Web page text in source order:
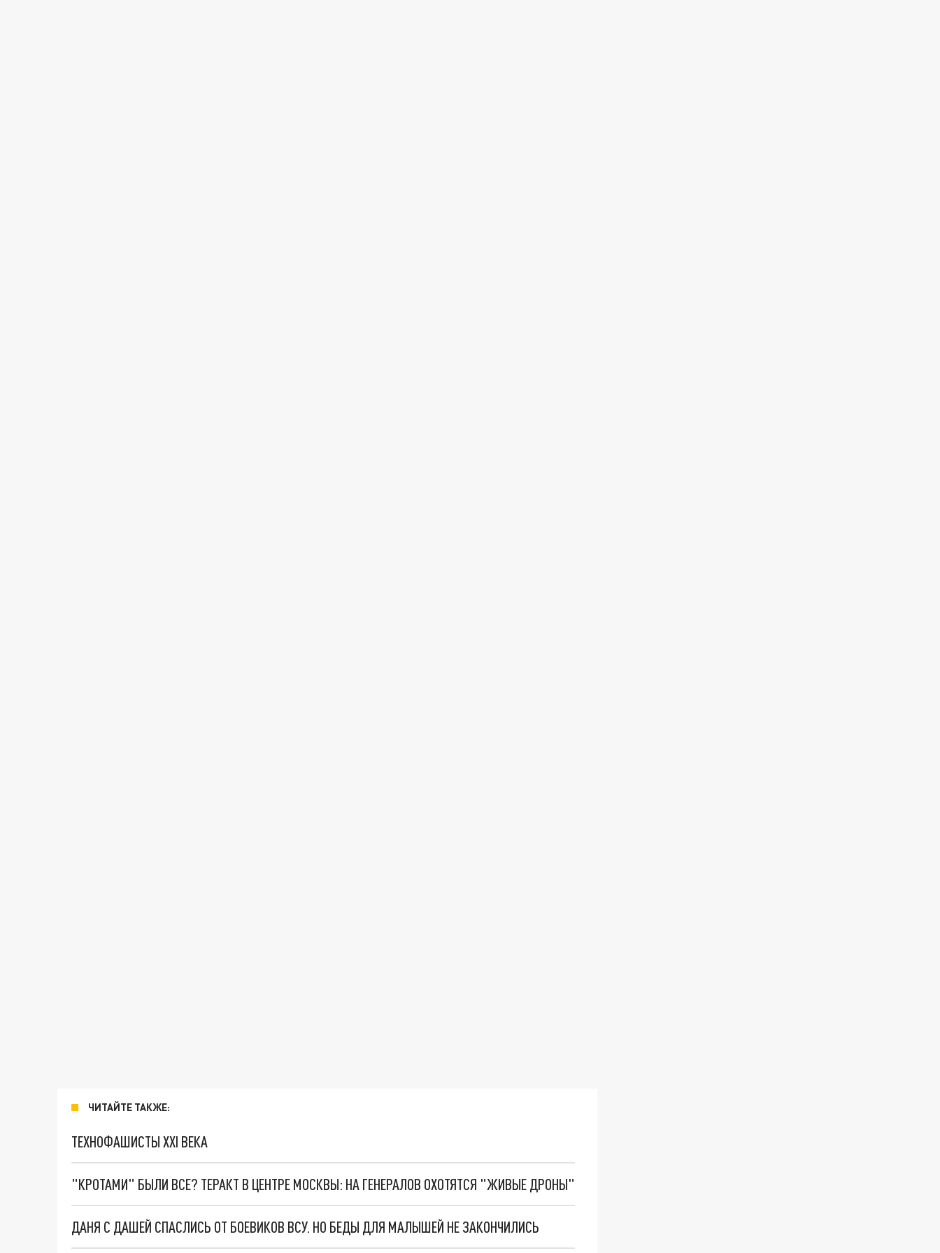
ЧИТАЙТЕ ТАКЖЕ:
ТЕХНОФАШИСТЫ XXI ВЕКА
"КРОТАМИ" БЫЛИ ВСЕ? ТЕРАКТ В ЦЕНТРЕ МОСКВЫ: НА ГЕНЕРАЛОВ ОХОТЯТСЯ "ЖИВЫЕ ДРОНЫ"
ДАНЯ С ДАШЕЙ СПАСЛИСЬ ОТ БОЕВИКОВ ВСУ. НО БЕДЫ ДЛЯ МАЛЫШЕЙ НЕ ЗАКОНЧИЛИСЬ